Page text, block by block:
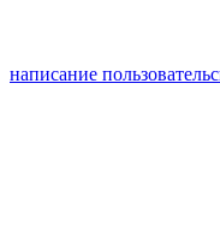
написание